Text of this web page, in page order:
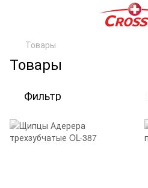
Товары
Товары
Фильтр